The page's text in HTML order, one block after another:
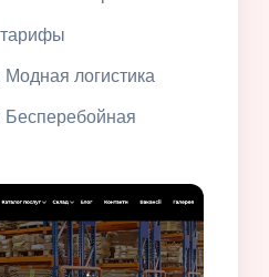
тарифы
логистика
Бесперебойная